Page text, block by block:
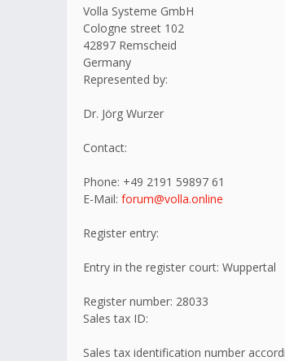
Volla Systeme GmbH
Cologne street 102
42897 Remscheid
Germany
Represented by:
Dr. Jörg Wurzer
Contact:
Phone: +49 2191 59897 61
E-Mail: forum@volla.online
Register entry:
Entry in the register court: Wuppertal
Register number: 28033
Sales tax ID:
Sales tax identification number